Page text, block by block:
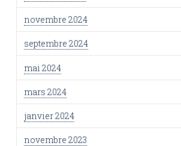
novembre 2024
septembre 2024
mai 2024
mars 2024
janvier 2024
novembre 2023